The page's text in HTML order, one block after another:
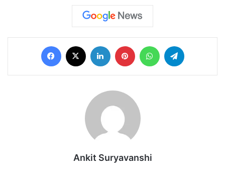
Facebook LinkedIn PinterestWhatsApp
Ankit Suryavanshi